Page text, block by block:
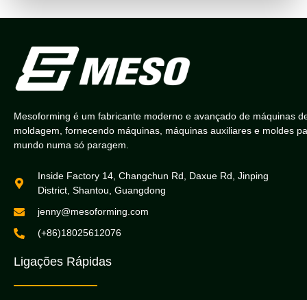
Mesoforming é um fabricante moderno e avançado de máquinas
moldagem, fornecendo máquinas, máquinas auxiliares e moldes
mundo numa só paragem.
Inside Factory 14, Changchun Rd, Daxue Rd, Jinping
District, Shantou, Guangdong
jenny@mesoforming.com
(+86)18025612076
Ligações Rápidas